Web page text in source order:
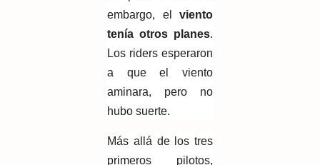
embargo, el viento
tenía otros planes.
Los riders esperaron
a que el viento
aminara, pero no
hubo suerte.
Más allá de los tres
primeros pilotos,